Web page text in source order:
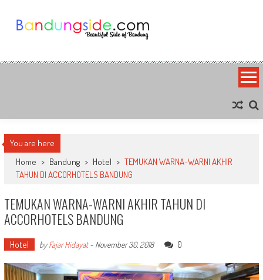
content
Bandung Side
You are here
Home > Bandung > Hotel > TEMUKAN WARNA-WARNI AKHIR
TAHUN DI ACCORHOTELS BANDUNG
TEMUKAN WARNA-WARNI AKHIR TAHUN DI
ACCORHOTELS BANDUNG
Hotel byFajar Hidayat- November 30, 2018 0